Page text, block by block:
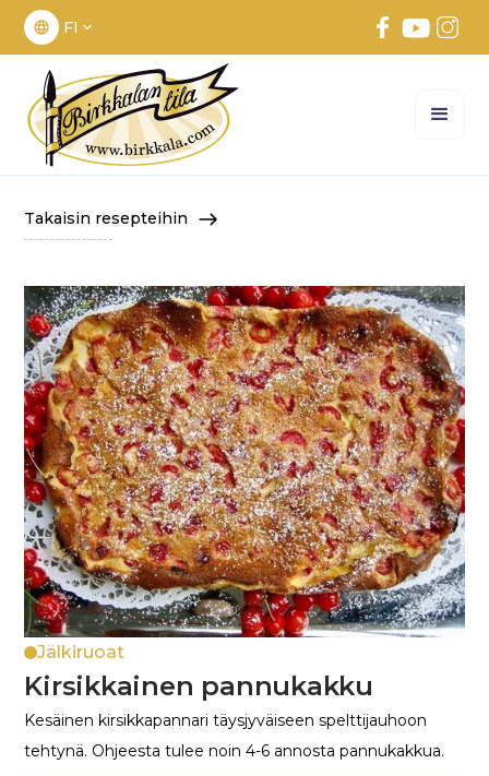
FI
Takaisin resepteihin
Jälkiruoat
Kirsikkainen pannukakku
Kesäinen kirsikkapannari täysjyväiseen spelttijauhoon
tehtynä. Ohjeesta tulee noin 4-6 annosta pannukakkua.